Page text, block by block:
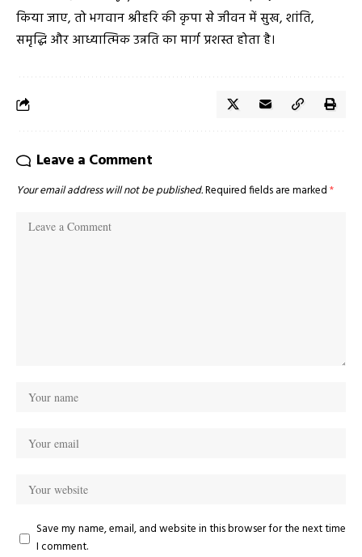
किया जाए, तो भगवान श्रीहरि की कृपा से जीवन में सुख, शांति,
समृद्धि और आध्यात्मिक उन्नति का मार्ग प्रशस्त होता है।
Leave a Comment
Your email address will not be published.Required fields are marked*
Save my name, email, and website in this browser for the next time
I comment.